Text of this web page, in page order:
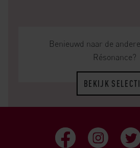
Benieuwd naar de
Résonance?
BEKIJK